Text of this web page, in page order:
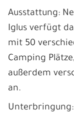
Ausstattung:
Iglus verfügt
mit 50
Camping
außerdem
an.
Unterbringung: